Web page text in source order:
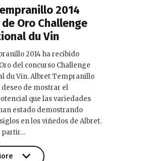
2014
Oro Challenge
du Vin
2014 ha recibido
del concurso Challenge
du Vin. Albret Tempranillo
de mostrar el
que las variedades
estado demostrando
en los viñedos de Albret.
partir…